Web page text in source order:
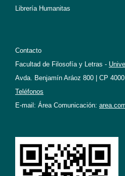
Librería Humanitas
Contacto
Facultad de Filosofía y Letras -
Avda. Benjamín Aráoz 800 | CP
Teléfonos
E-mail: Área Comunicación: